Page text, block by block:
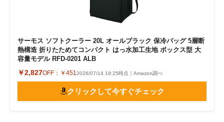
サーモス ソフトクーラー 20L オールブラック 保冷バッグ 5層断
熱構造 折りたためてコンパクト はっ水加工生地 ボックス型 大
容量モデル RFD-0201 ALB
￥2,827OFF： ￥451 2026/07/14 19:25時点｜Amazon調べ
クリックして今すぐチェック